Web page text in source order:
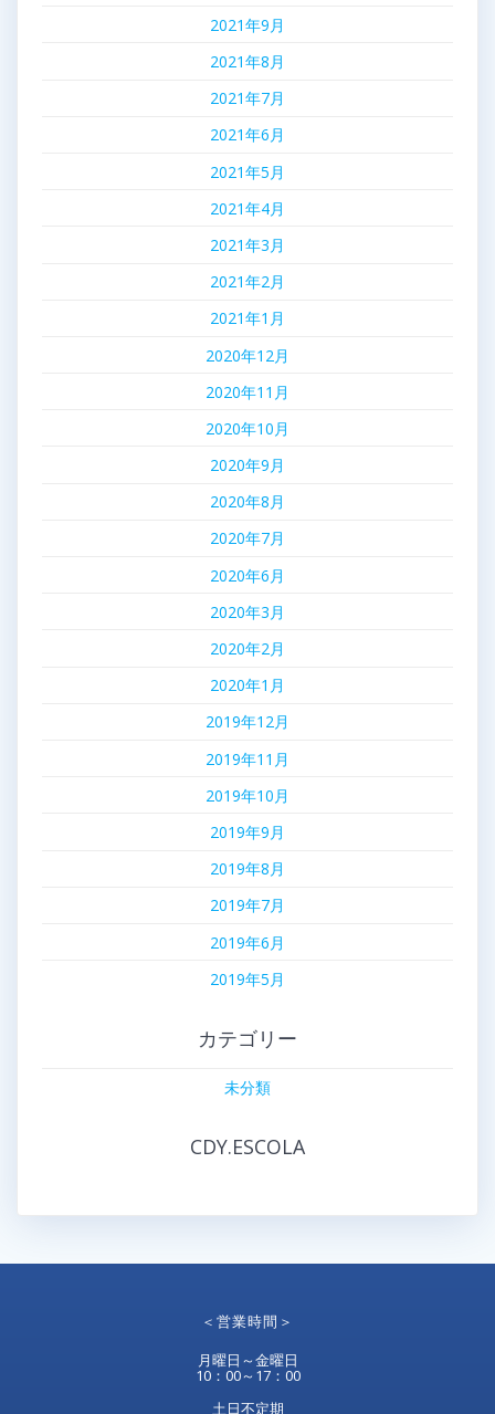
2021年9月
2021年8月
2021年7月
2021年6月
2021年5月
2021年4月
2021年3月
2021年2月
2021年1月
2020年12月
2020年11月
2020年10月
2020年9月
2020年8月
2020年7月
2020年6月
2020年3月
2020年2月
2020年1月
2019年12月
2019年11月
2019年10月
2019年9月
2019年8月
2019年7月
2019年6月
2019年5月
カテゴリー
未分類
CDY.ESCOLA
＜営業時間＞
月曜日～金曜日
10：00～17：00
土日不定期